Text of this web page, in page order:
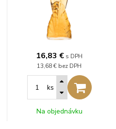
16,83 € s DPH
13,68 € bez DPH
ks
Na objednávku